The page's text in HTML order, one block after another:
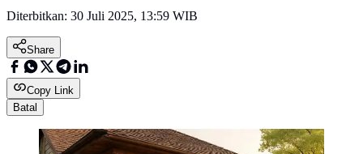
Diterbitkan: 30 Juli 2025, 13:59 WIB
Share
Copy Link
Batal